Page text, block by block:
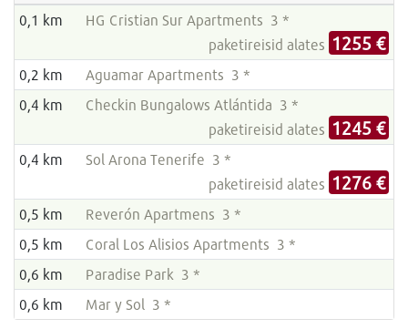
0,1 km
HG Cristian Sur Apartments 3 *
paketireisid alates 1255 €
0,2 km
Aguamar Apartments 3 *
0,4 km
Checkin Bungalows Atlántida 3 *
paketireisid alates 1245 €
0,4 km
Sol Arona Tenerife 3 *
paketireisid alates 1276 €
0,5 km
Reverón Apartmens 3 *
0,5 km
Coral Los Alisios Apartments 3 *
0,6 km
Paradise Park 3 *
0,6 km
Mar y Sol 3 *